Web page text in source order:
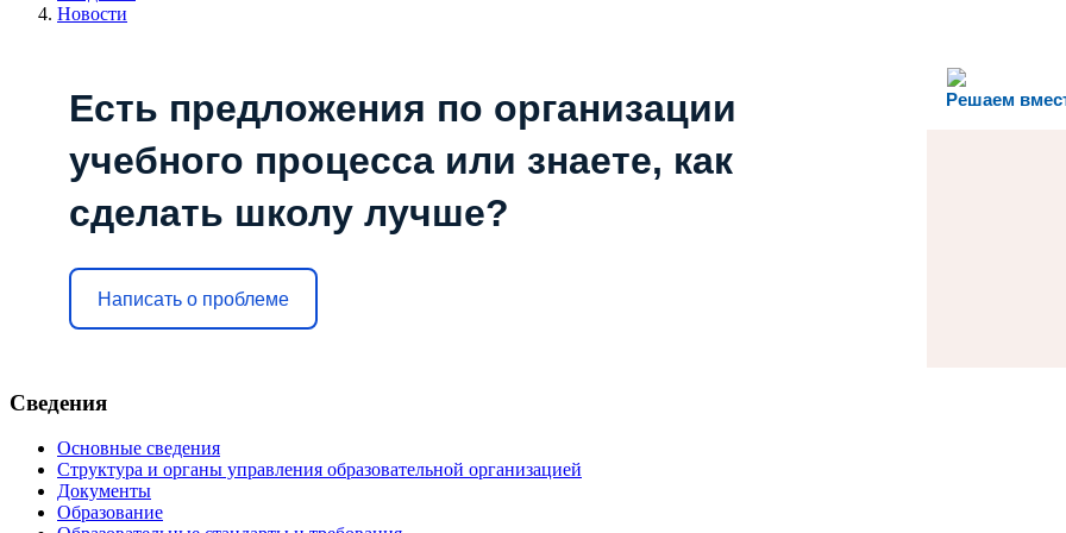
Новости
Решаем
Есть предложения по организации
учебного процесса или знаете, как
сделать школу лучше?
Написать о проблеме
Сведения
Основные сведения
Структура и органы управления образовательной организацией
Документы
Образование